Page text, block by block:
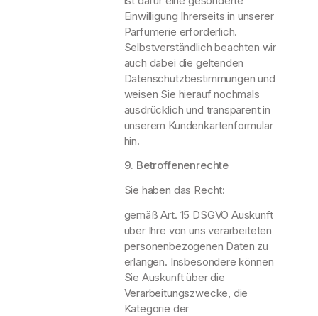
Einwilligung Ihrerseits in unserer
Parfümerie erforderlich.
Selbstverständlich beachten wir
auch dabei die geltenden
Datenschutzbestimmungen und
weisen Sie hierauf nochmals
ausdrücklich und transparent in
unserem Kundenkartenformular
hin.
9. Betroffenenrechte
Sie haben das Recht:
gemäß Art. 15 DSGVO Auskunft
über Ihre von uns verarbeiteten
personenbezogenen Daten zu
erlangen. Insbesondere können
Sie Auskunft über die
Verarbeitungszwecke, die
Kategorie der